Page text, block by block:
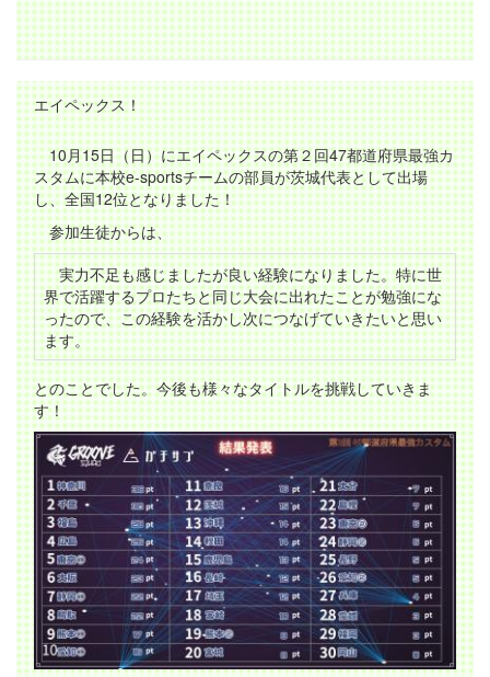
エイペックス！
10月15日（日）にエイペックスの第２回47都道府県最強カ
スタムに本校e-sportsチームの部員が茨城代表として出場
し、全国12位となりました！
参加生徒からは、
実力不足も感じましたが良い経験になりました。特に世
界で活躍するプロたちと同じ大会に出れたことが勉強にな
ったので、この経験を活かし次につなげていきたいと思い
ます。
とのことでした。今後も様々なタイトルを挑戦していきま
す！